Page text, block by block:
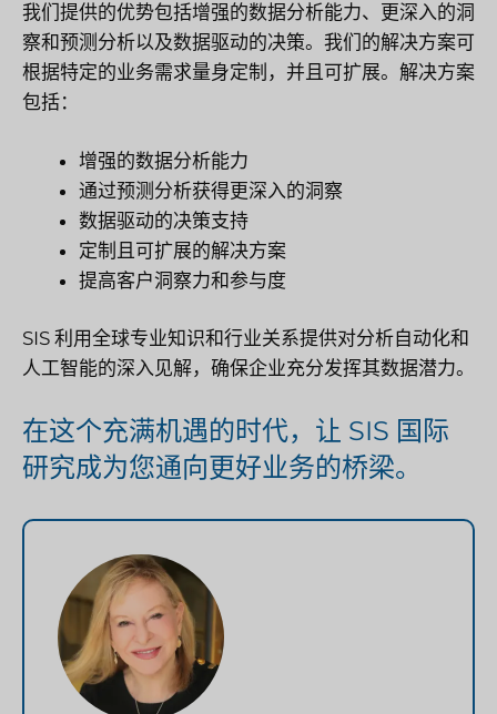
我们提供的优势包括增强的数据分析能力、更深入的洞
察和预测分析以及数据驱动的决策。我们的解决方案可
根据特定的业务需求量身定制，并且可扩展。解决方案
包括：
增强的数据分析能力
通过预测分析获得更深入的洞察
数据驱动的决策支持
定制且可扩展的解决方案
提高客户洞察力和参与度
SIS 利用全球专业知识和行业关系提供对分析自动化和
人工智能的深入见解，确保企业充分发挥其数据潜力。
在这个充满机遇的时代，让 SIS 国际
研究成为您通向更好业务的桥梁。